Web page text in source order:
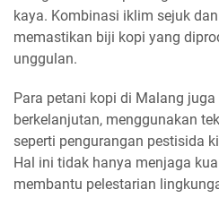
kaya. Kombinasi iklim sejuk
memastikan biji kopi yang
unggulan.
Para petani kopi di Malang
berkelanjutan, menggunakan
seperti pengurangan pestisida
Hal ini tidak hanya menjaga
membantu pelestarian